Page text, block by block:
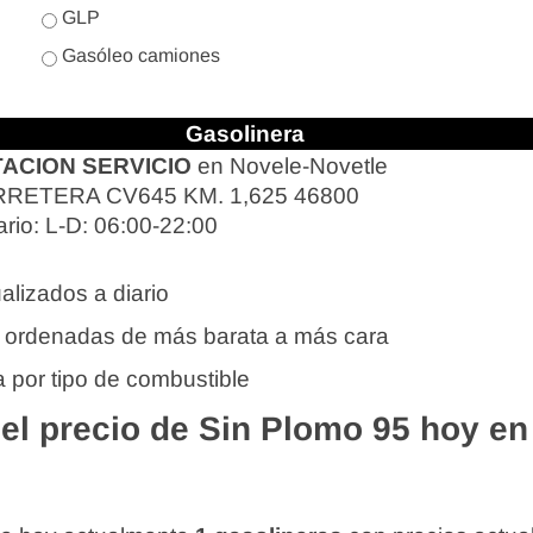
GLP
Gasóleo camiones
Gasolinera
SERVICIO en Novele-Novetle
CV645 KM. 1,625 46800
L-D: 06:00-22:00
a diario
de más barata a más cara
por tipo de combustible
precio de Sin Plomo 95 hoy